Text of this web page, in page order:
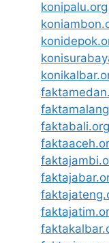
konipalu.org
faktabali.org